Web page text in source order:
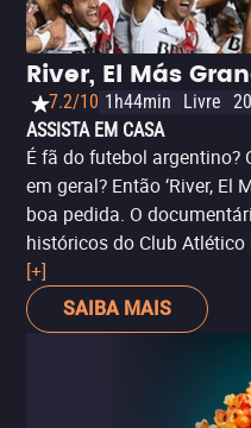
River, El Más
7.2/10 1h44min Livre
ASSISTA EM CASA
É fã do futebol argentino?
em geral? Então ‘River, El
boa pedida. O
históricos do Club
que é um dos maiores de
importância com o Boca
quatro conquistas da
Intercontinental. Tudo
testemunhais com ex-
[+]
SAIBA MAIS